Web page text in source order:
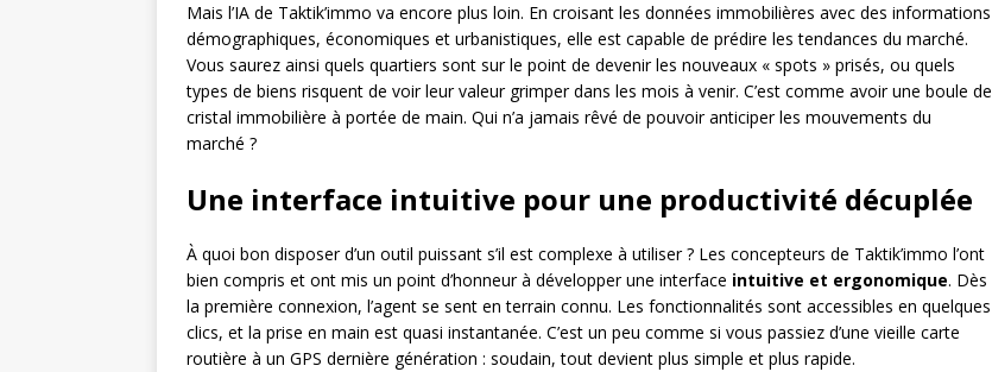
Mais l’IA de Taktik’immo va encore plus loin. En croisant les données immobilières avec des informations
démographiques, économiques et urbanistiques, elle est capable de prédire les tendances du marché.
Vous saurez ainsi quels quartiers sont sur le point de devenir les nouveaux « spots » prisés, ou quels
types de biens risquent de voir leur valeur grimper dans les mois à venir. C’est comme avoir une boule de
cristal immobilière à portée de main. Qui n’a jamais rêvé de pouvoir anticiper les mouvements du
marché ?
Une interface intuitive pour une productivité décuplée
À quoi bon disposer d’un outil puissant s’il est complexe à utiliser ? Les concepteurs de Taktik’immo l’ont
bien compris et ont mis un point d’honneur à développer une interface intuitive et ergonomique. Dès
la première connexion, l’agent se sent en terrain connu. Les fonctionnalités sont accessibles en quelques
clics, et la prise en main est quasi instantanée. C’est un peu comme si vous passiez d’une vieille carte
routière à un GPS dernière génération : soudain, tout devient plus simple et plus rapide.